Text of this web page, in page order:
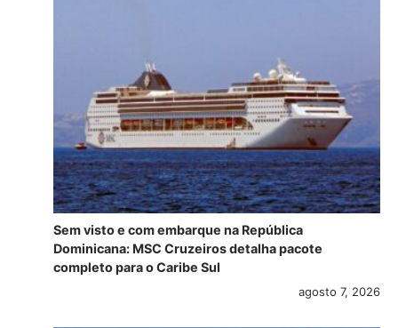
Sem visto e com embarque na República
Dominicana: MSC Cruzeiros detalha pacote
completo para o Caribe Sul
agosto 7, 2026